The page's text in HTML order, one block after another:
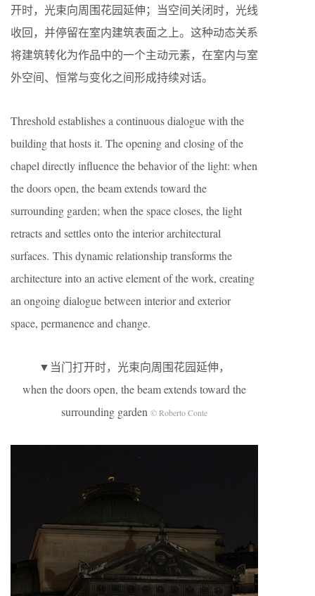
开时，光束向周围花园延伸；当空间关闭时，光线
收回，并停留在室内建筑表面之上。这种动态关系
将建筑转化为作品中的一个主动元素，在室内与室
外空间、恒常与变化之间形成持续对话。
Threshold establishes a continuous dialogue with the
building that hosts it. The opening and closing of the
chapel directly influence the behavior of the light: when
the doors open, the beam extends toward the
surrounding garden; when the space closes, the light
retracts and settles onto the interior architectural
surfaces. This dynamic relationship transforms the
architecture into an active element of the work, creating
an ongoing dialogue between interior and exterior
space, permanence and change.
▼当门打开时，光束向周围花园延伸，
when the doors open, the beam extends toward the
surrounding garden © Roberto Conte